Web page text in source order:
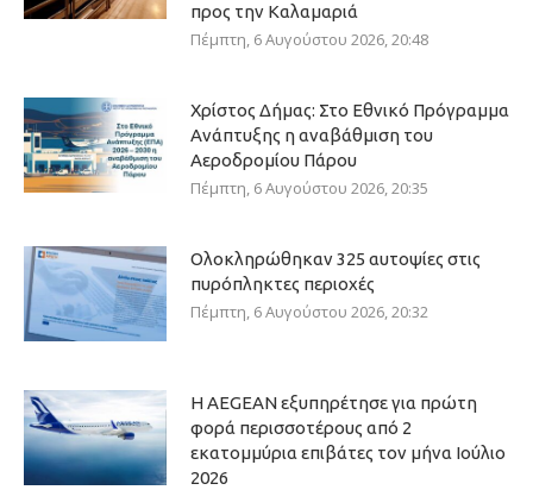
προς την Καλαμαριά
Πέμπτη, 6 Αυγούστου 2026, 20:48
Χρίστος Δήμας: Στο Εθνικό Πρόγραμμα
Ανάπτυξης η αναβάθμιση του
Αεροδρομίου Πάρου
Πέμπτη, 6 Αυγούστου 2026, 20:35
Ολοκληρώθηκαν 325 αυτοψίες στις
πυρόπληκτες περιοχές
Πέμπτη, 6 Αυγούστου 2026, 20:32
Η AEGEAN εξυπηρέτησε για πρώτη
φορά περισσοτέρους από 2
εκατομμύρια επιβάτες τον μήνα Ιούλιο
2026